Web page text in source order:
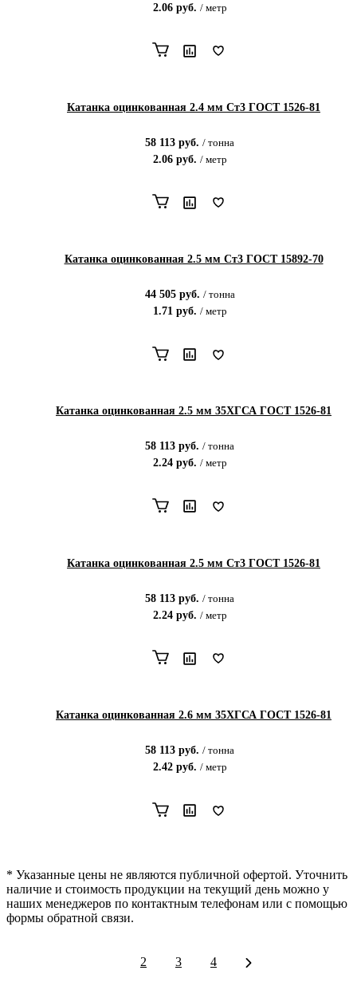
2.06руб. / метр
Катанка оцинкованная 2.4 мм Ст3 ГОСТ 1526-81
58 113 руб. / тонна
2.06руб. / метр
Катанка оцинкованная 2.5 мм Ст3 ГОСТ 15892-70
44 505руб. / тонна
1.71руб. / метр
Катанка оцинкованная 2.5 мм 35ХГСА ГОСТ 1526-81
58 113 руб. / тонна
2.24руб. / метр
Катанка оцинкованная 2.5 мм Ст3 ГОСТ 1526-81
58 113 руб. / тонна
2.24руб. / метр
Катанка оцинкованная 2.6 мм 35ХГСА ГОСТ 1526-81
58 113 руб. / тонна
2.42руб. / метр
* Указанные цены не являются публичной офертой. Уточнить
наличие и стоимость продукции на текущий день можно у
наших менеджеров по контактным телефонам или с помощью
формы обратной связи.
2 3 4